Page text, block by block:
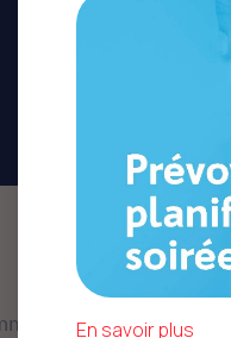
Mobilité -
En savoir plus